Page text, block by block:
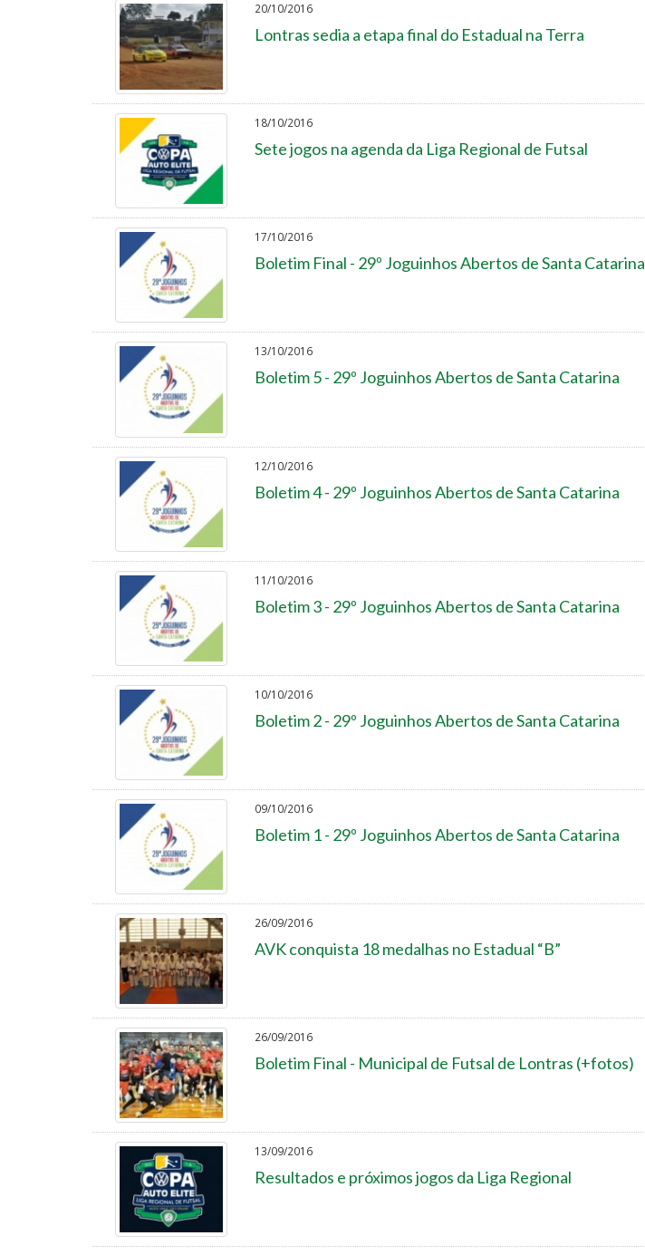
20/10/2016
Lontras sedia a etapa final do Estadual na Terra
18/10/2016
Sete jogos na agenda da Liga Regional de Futsal
17/10/2016
Boletim Final - 29º Joguinhos Abertos de Santa Catarina
13/10/2016
Boletim 5 - 29º Joguinhos Abertos de Santa Catarina
12/10/2016
Boletim 4 - 29º Joguinhos Abertos de Santa Catarina
11/10/2016
Boletim 3 - 29º Joguinhos Abertos de Santa Catarina
10/10/2016
Boletim 2 - 29º Joguinhos Abertos de Santa Catarina
09/10/2016
Boletim 1 - 29º Joguinhos Abertos de Santa Catarina
26/09/2016
AVK conquista 18 medalhas no Estadual “B”
26/09/2016
Boletim Final - Municipal de Futsal de Lontras (+fotos)
13/09/2016
Resultados e próximos jogos da Liga Regional